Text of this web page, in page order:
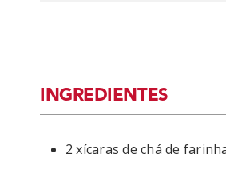
INGREDIENTES
2 xícaras de chá de